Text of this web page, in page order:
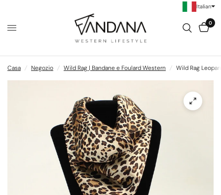
0
Casa / Negozio / Wild Rag | Bandane e Foulard Western / Wild Rag
Italian